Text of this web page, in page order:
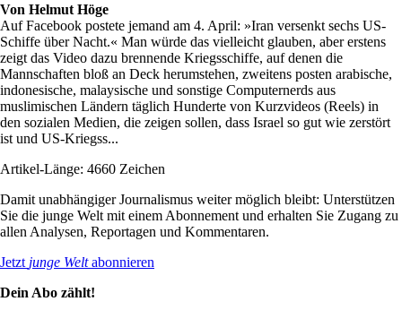
Von Helmut Höge
Auf Facebook postete jemand am 4. April: »Iran versenkt sechs US-
Schiffe über Nacht.« Man würde das vielleicht glauben, aber erstens
zeigt das Video dazu brennende Kriegsschiffe, auf denen die
Mannschaften bloß an Deck herumstehen, zweitens posten arabische,
indonesische, malaysische und sonstige Computernerds aus
muslimischen Ländern täglich Hunderte von Kurzvideos (Reels) in
den sozialen Medien, die zeigen sollen, dass Israel so gut wie zerstört
ist und US-Kriegss...
Artikel-Länge: 4660 Zeichen
Damit unabhängiger Journalismus weiter möglich bleibt: Unterstützen
Sie die junge Welt mit einem Abonnement und erhalten Sie Zugang zu
allen Analysen, Reportagen und Kommentaren.
Jetzt junge Weltabonnieren
Dein Abo zählt!